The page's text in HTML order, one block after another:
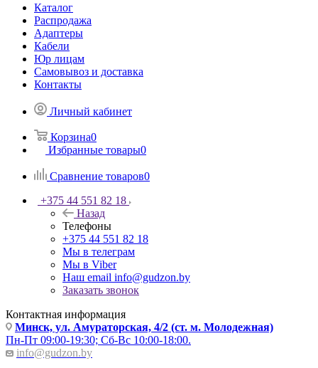
Каталог
Распродажа
Адаптеры
Кабели
Юр лицам
Самовывоз и доставка
Контакты
Личный кабинет
Корзина0
Избранные товары0
Сравнение товаров0
+375 44 551 82 18
Назад
Телефоны
+375 44 551 82 18
Мы в телеграм
Мы в Viber
Наш email info@gudzon.by
Заказать звонок
Контактная информация
Минск, ул. Амураторская, 4/2 (ст. м. Молодежная)
Пн-Пт 09:00-19:30; Сб-Вс 10:00-18:00.
info@gudzon.by